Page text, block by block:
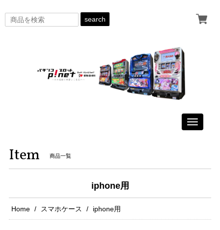
search
Toggle
Item 商品一覧
iphone用
Home スマホケース iphone用